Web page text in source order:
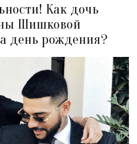
Как дочь
Шишковой
день рождения?